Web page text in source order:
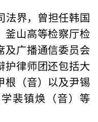
法界，曾担任韩国
釜山高等检察厅检
及广播通信委员会
护律师团还包括大
根（音）以及尹锡
裴镇焕（音）等